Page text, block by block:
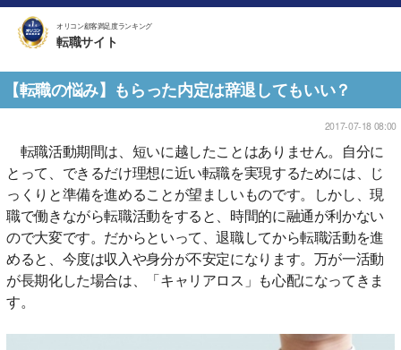
オリコン顧客満足度ランキング
転職サイト
【転職の悩み】もらった内定は辞退してもいい？
2017-07-18 08:00
転職活動期間は、短いに越したことはありません。自分に
とって、できるだけ理想に近い転職を実現するためには、じ
っくりと準備を進めることが望ましいものです。しかし、現
職で働きながら転職活動をすると、時間的に融通が利かない
ので大変です。だからといって、退職してから転職活動を進
めると、今度は収入や身分が不安定になります。万が一活動
が長期化した場合は、「キャリアロス」も心配になってきま
す。